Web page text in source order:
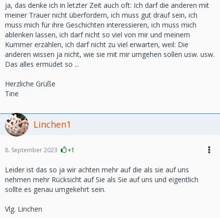
ja, das denke ich in letzter Zeit auch oft: Ich darf die anderen mit
meiner Trauer nicht überfordern, ich muss gut drauf sein, ich
muss mich für ihre Geschichten interessieren, ich muss mich
ablenken lassen, ich darf nicht so viel von mir und meinem
Kummer erzählen, ich darf nicht zu viel erwarten, weil: Die
anderen wissen ja nicht, wie sie mit mir umgehen sollen usw. usw.
Das alles ermüdet so ...
Herzliche Grüße
Tine
Linchen1
8. September 2023 +1
Leider ist das so ja wir achten mehr auf die als sie auf uns
nehmen mehr Rücksicht auf Sie als Sie auf uns und eigentlich
sollte es genau umgekehrt sein.
Vlg. Linchen